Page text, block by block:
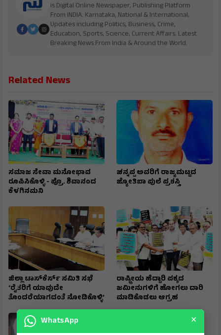
is Digital Online Newspaper, Publishing Platform
From INDIA. Karnataka, National & International,
Updates including Politics, Business, Crime,
Education, Sports, Science, Current Affairs. Latest
Breaking News From India & Around the World.
Related News
ಸಮಾಜ ಸೇವಾ ಮನೋಭಾವ
ರೂಪಿಸಿಕೊಳ್ಳಿ - ಪ್ರೊ. ಶಿವಾನಂದ
ಕೆಳಗಿನಮನಿ
ಚನ್ನಪ್ಪ ಅವರಿಗೆ ರಾಜ್ಯಮಟ್ಟದ
ಜ್ಯೋತಿಬಾ ಪುಲೆ ಪ್ರಶಸ್ತಿ
ಜಿಲ್ಲಾ ಟಾಸ್‌‌ಕೆರ್ಸ್ ಸಮಿತಿ ಸಭೆ
‘ರೈತರಿಗೆ ಯಾವುದೇ
ತೊಂದರೆಯಾಗದಂತೆ ನೋಡಿಕೊಳ್ಳಿ’
ರಾಷ್ಟ್ರೀಯ ಹೆದ್ದಾರಿ ಪಕ್ಕದ
ಜಮೀನುಗಳಿಗೆ ಹೋಗಲು ದಾರಿ
ಮಾಡಿಕೊಡಲು ಆಗ್ರಹ
WhatsApp ×